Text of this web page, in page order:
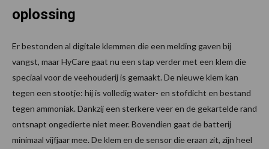
oplossing
Er bestonden al digitale klemmen die een melding gaven bij
vangst, maar HyCare gaat nu een stap verder met een klem die
speciaal voor de veehouderij is gemaakt. De nieuwe klem kan
tegen een stootje: hij is volledig water- en stofdicht en bestand
tegen ammoniak. Dankzij een sterkere veer en de gekartelde rand
ontsnapt ongedierte niet meer. Bovendien gaat de batterij
minimaal vijfjaar mee. De klem en de sensor die eraan zit, zijn heel